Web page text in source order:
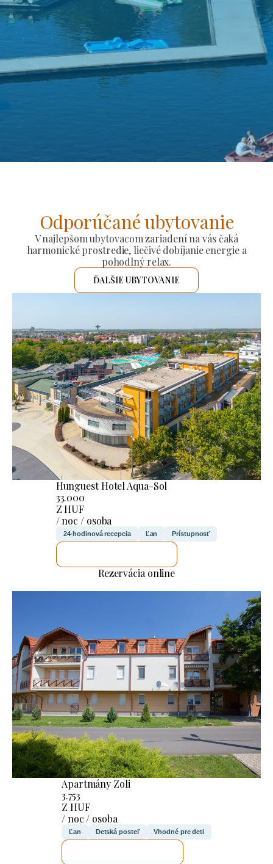
Odporúčané ubytovanie
V najlepšom ubytovacom zariadení na vás čaká
harmonické prostredie, liečivé dobíjanie energie a
pohodlný relax.
ĎALŠIE UBYTOVANIE
Hunguest Hotel Aqua-Sol
33.000
Z HUF
/ noc / osoba
24-hodinová recepcia Ľan Prístupnosť
Rezervácia online
Apartmány Zoli
3.753
Z HUF
/ noc / osoba
Ľan Detská posteľ Vhodné pre deti